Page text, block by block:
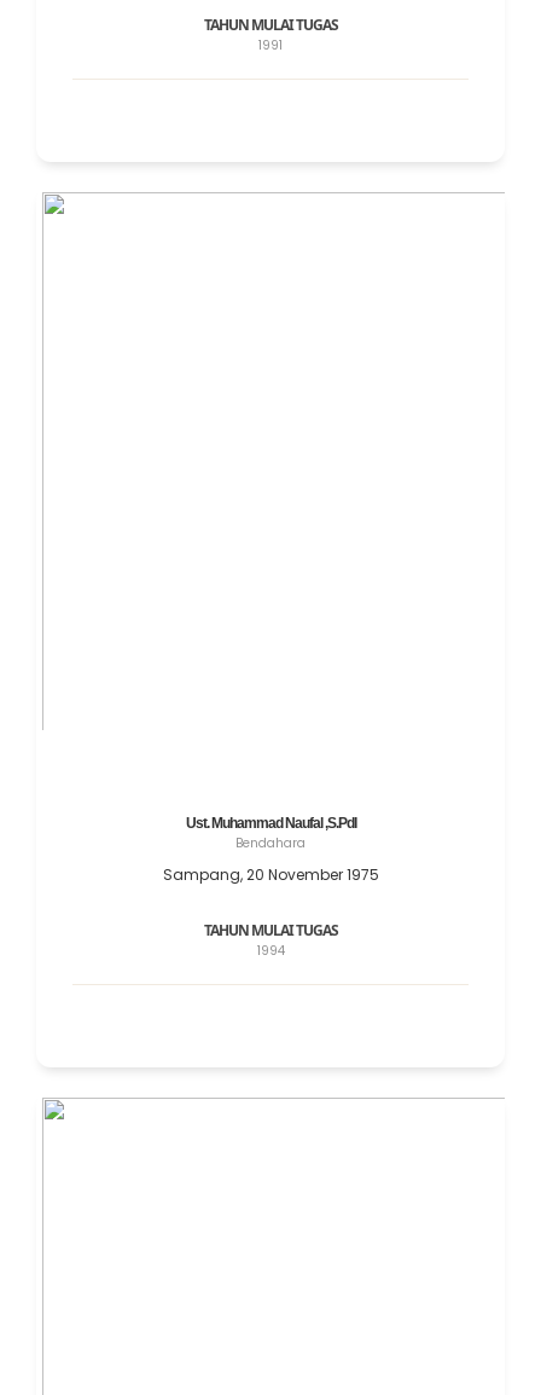
TAHUN MULAI TUGAS
1991
Ust. Muhammad Naufal ,S.PdI
Bendahara
Sampang, 20 November 1975
TAHUN MULAI TUGAS
1994